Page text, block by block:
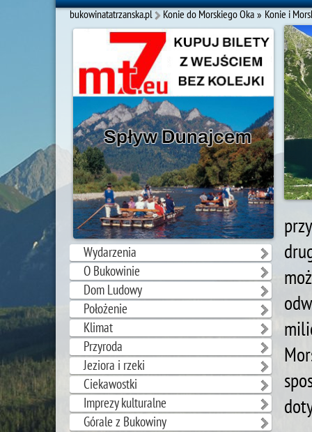
bukowinatatrzanska.pl Konie do Morskiego Oka » Konie i
Wydarzenia
O Bukowinie
Dom Ludowy
Położenie
Klimat
Przyroda
Jeziora i rzeki
Ciekawostki
Imprezy kulturalne
Górale z Bukowiny